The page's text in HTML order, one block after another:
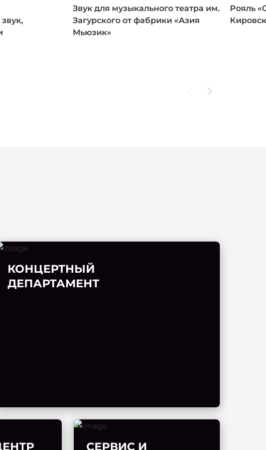
Звук для музыкального театра им.
Загурского от фабрики «Азия
Мьюзик»
Рояль
КОНЦЕРТНЫЙ
ДЕПАРТАМЕНТ
СЕРВИС И